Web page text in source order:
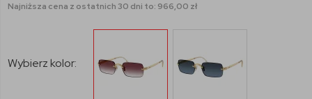
Najniższa cena z ostatnich 30 dni to: 966,00 zł
Wybierz kolor: